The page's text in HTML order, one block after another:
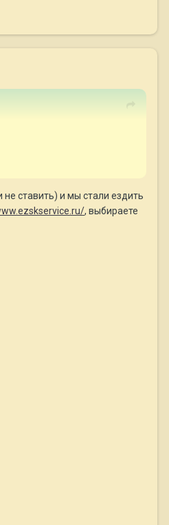
ставить) и мы стали ездить
, выбираете